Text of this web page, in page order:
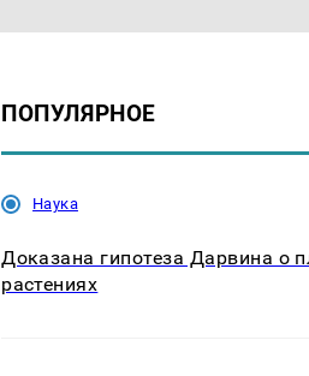
ПОПУЛЯРНОЕ
Наука
Доказана гипотеза Дарвина о
растениях